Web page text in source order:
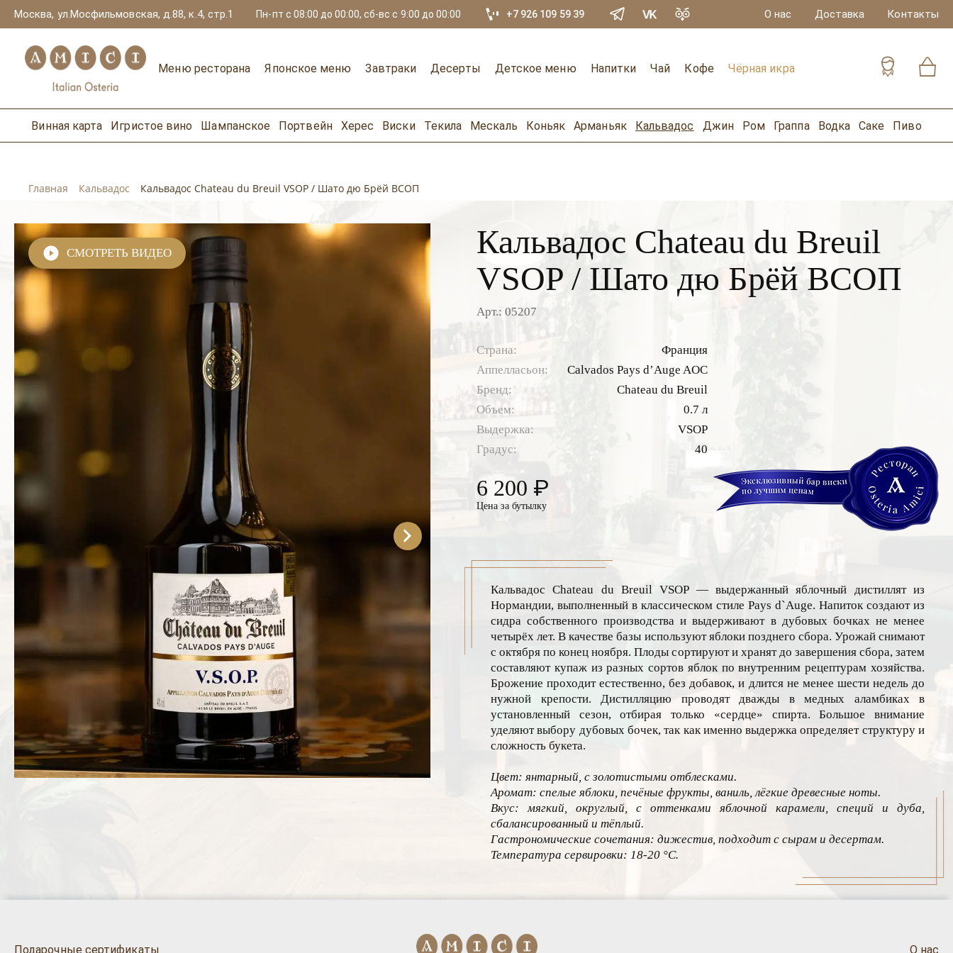
Москва, ул.Мосфильмовская, д.88, к.4, стр.1 Пн-пт с 08:00 до 00:00, сб-вс с 9:00 до 00:00 +7 926 109 59 39 О нас Доставка Контакты
Меню ресторана Японское меню Завтраки Десерты Детское меню Напитки Чай Кофе Чёрная икра
Винная карта Игристое вино Шампанское Портвейн Херес Виски Текила Мескаль Коньяк Арманьяк Кальвадос Джин Ром Граппа Водка Саке Пиво
Главная Кальвадос Кальвадос Chateau du Breuil VSOP / Шато дю Брёй ВСОП
СМОТРЕТЬ ВИДЕО
Кальвадос Chateau du Breuil
VSOP / Шато дю Брёй ВСОП
Арт.: 05207
Страна:
Франция
Аппелласьон:
Сalvados Pays d’Auge AOC
Бренд:
Chateau du Breuil
Объем:
0.7 л
Выдержка:
VSOP
Градус:
40
6 200 ₽
Цена за бутылку
Кальвадос Chateau du Breuil VSOP — выдержанный яблочный дистиллят из
Нормандии, выполненный в классическом стиле Pays d`Auge. Напиток создают из
сидра собственного производства и выдерживают в дубовых бочках не менее
четырёх лет. В качестве базы используют яблоки позднего сбора. Урожай снимают
с октября по конец ноября. Плоды сортируют и хранят до завершения сбора, затем
составляют купаж из разных сортов яблок по внутренним рецептурам хозяйства.
Брожение проходит естественно, без добавок, и длится не менее шести недель до
нужной крепости. Дистилляцию проводят дважды в медных аламбиках в
установленный сезон, отбирая только «сердце» спирта. Большое внимание
уделяют выбору дубовых бочек, так как именно выдержка определяет структуру и
сложность букета.
Цвет: янтарный, с золотистыми отблесками.
Аромат: спелые яблоки, печёные фрукты, ваниль, лёгкие древесные ноты.
Вкус: мягкий, округлый, с оттенками яблочной карамели, специй и дуба,
сбалансированный и тёплый.
Гастрономические сочетания: дижестив, подходит с сырам и десертам.
Температура сервировки: 18-20 °C.
Подарочные сертификаты О нас